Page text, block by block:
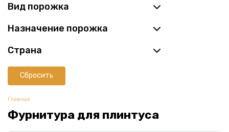
Главная
Фурнитура для плинтуса
Вид порожка
Назначение порожка
Страна
Сбросить